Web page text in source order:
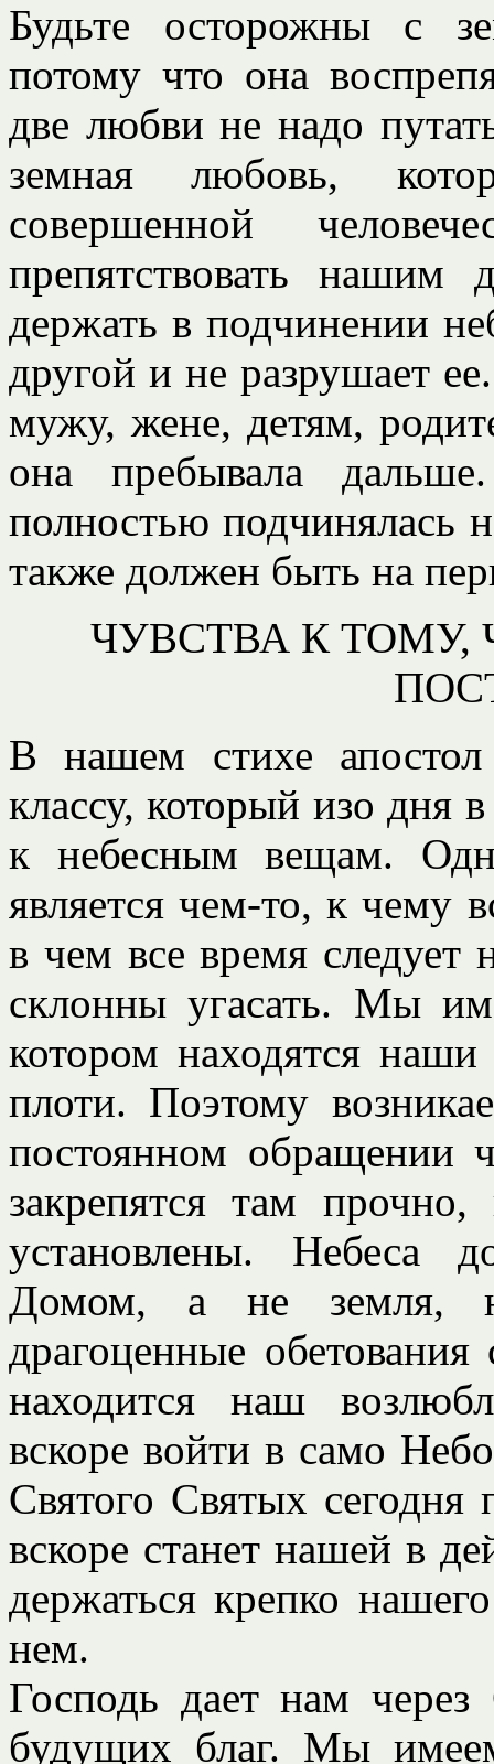
Будьте осторожны с
потому что она
две любви не надо
земная любовь,
совершенной
препятствовать нашим
держать в подчинении
другой и не разрушает
мужу, жене, детям,
она пребывала
полностью подчинялась
также должен быть на
ЧУВСТВА К
В нашем стихе
классу, который изо дня
к небесным вещам.
является чем-то, к чему
в чем все время следует
склонны угасать. Мы
котором находятся
плоти. Поэтому
постоянном обращении
закрепятся там
установлены.
Домом, а не земля,
драгоценные
находится наш
вскоре войти в само
Святого Святых
вскоре станет нашей в
держаться крепко
нем.
Господь дает нам
будущих благ. Мы